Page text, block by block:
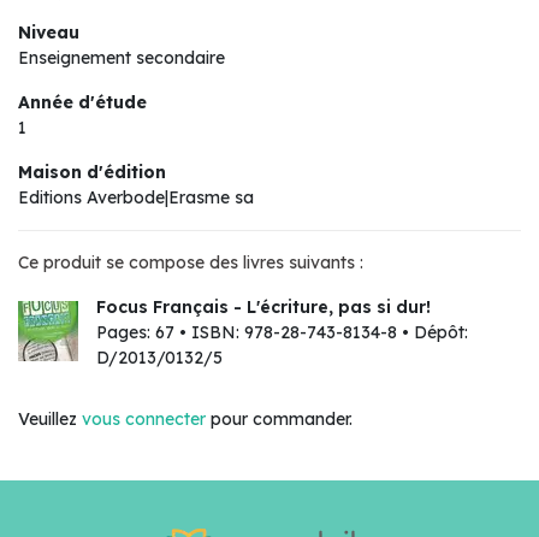
Niveau
Enseignement secondaire
Année d'étude
1
Maison d'édition
Editions Averbode|Erasme sa
Ce produit se compose des livres suivants :
Focus Français - L'écriture, pas si dur!
Pages: 67 • ISBN: 978-28-743-8134-8 • Dépôt:
D/2013/0132/5
Veuillez vous connecter pour commander.